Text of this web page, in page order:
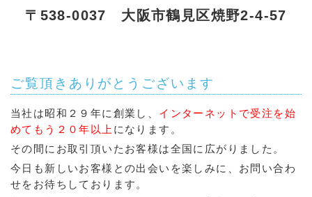
〒538-0037 大阪市鶴見区焼野2-4-57
ご覧頂きありがとうございます
当社は昭和２９年に創業し、 インターネットで受注を始
めてもう２０年以上 になります。
その間にお取引頂いたお客様は全国に広がりました。
今日も新しいお客様との出会いを楽しみに、お問い合わ
せをお待ちしております。